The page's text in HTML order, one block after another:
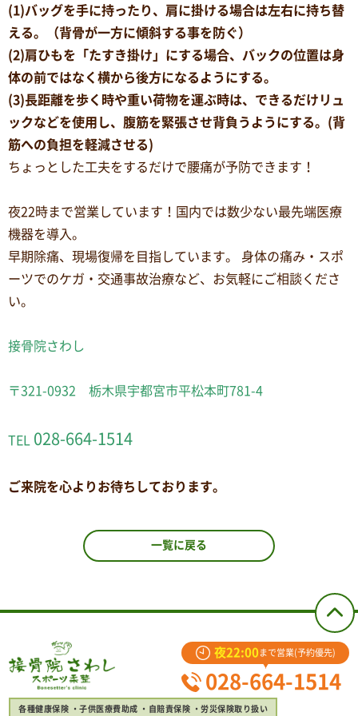
(1)バッグを手に持ったり、肩に掛ける場合は左右に持ち替
える。（背骨が一方に傾斜する事を防ぐ）
(2)肩ひもを「たすき掛け」にする場合、バックの位置は身
体の前ではなく横から後方になるようにする。
(3)長距離を歩く時や重い荷物を運ぶ時は、できるだけリュ
ックなどを使用し、腹筋を緊張させ背負うようにする。(背
筋への負担を軽減させる)
ちょっとした工夫をするだけで腰痛が予防できます！
夜22時まで営業しています！国内では数少ない最先端医療
機器を導入。
早期除痛、現場復帰を目指しています。 身体の痛み・スポ
ーツでのケガ・交通事故治療など、お気軽にご相談くださ
い。
接骨院さわし
〒321-0932 栃木県宇都宮市平松本町781-4
TEL 028-664-1514
ご来院を心よりお待ちしております。
一覧に戻る
夜22:00 まで営業(予約優先)
028-664-1514
各種健康保険 子供医療費助成 自賠責保険 労災保険取り扱い